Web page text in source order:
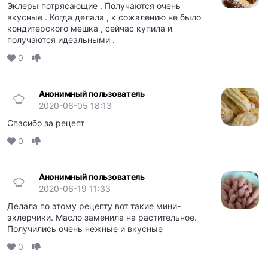
Эклеры потрясающие . Получаются очень
вкусные . Когда делала , к сожалению не было
кондитерского мешка , сейчас купила и
получаются идеальными .
0
Анонимный пользователь
2020-06-05 18:13
Спасибо за рецепт
0
Анонимный пользователь
2020-06-19 11:33
Делала по этому рецепту вот такие мини-
эклерчики. Масло заменила на растительное.
Получились очень нежные и вкусные
0